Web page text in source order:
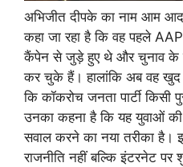
अभिजीत दीपके का नाम आम
कहा जा रहा है कि वह पहले
कैंपेन से जुड़े हुए थे और चुनाव के
कर चुके हैं। हालांकि अब वह
कि कॉकरोच जनता पार्टी किसी
उनका कहना है कि यह युवाओं
सवाल करने का नया तरीका है।
राजनीति नहीं बल्कि इंटरनेट